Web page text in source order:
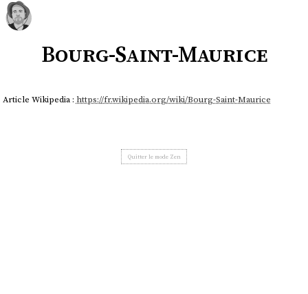
Bourg-Saint-Maurice
Article Wikipedia : https://fr.wikipedia.org/wiki/Bourg-Saint-Maurice
Quitter le mode Zen